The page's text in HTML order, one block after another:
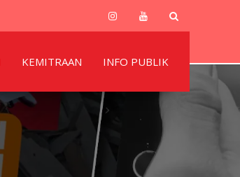
KEMITRAAN INFO PUBLIK